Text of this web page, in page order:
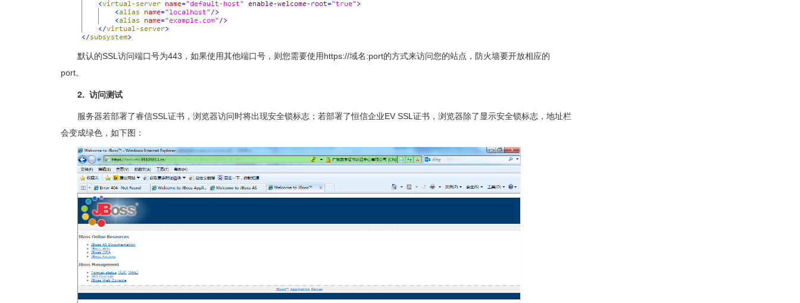
默认的SSL访问端口号为443，如果使用其他端口号，则您需要使用https://域名:port的方式来访问您的站点，防火墙要开放相应的
port。
2. 访问测试
服务器若部署了睿信SSL证书，浏览器访问时将出现安全锁标志；若部署了恒信企业EV SSL证书，浏览器除了显示安全锁标志，地址栏
会变成绿色，如下图：